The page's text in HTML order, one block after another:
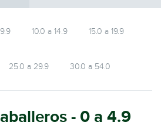
10.0 a 14.9 15.0 a 19.9
25.0 a 29.9 30.0 a 54.0
- 0 a 4.9